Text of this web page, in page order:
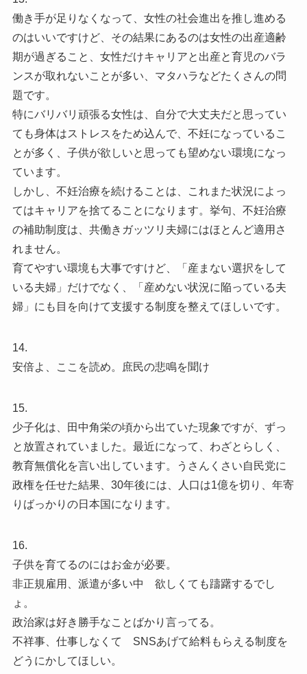
働き手が足りなくなって、女性の社会進出を推し進める
のはいいですけど、その結果にあるのは女性の出産適齢
期が過ぎること、女性だけキャリアと出産と育児のバラ
ンスが取れないことが多い、マタハラなどたくさんの問
題です。
特にバリバリ頑張る女性は、自分で大丈夫だと思ってい
ても身体はストレスをため込んで、不妊になっているこ
とが多く、子供が欲しいと思っても望めない環境になっ
ています。
しかし、不妊治療を続けることは、これまた状況によっ
てはキャリアを捨てることになります。挙句、不妊治療
の補助制度は、共働きガッツリ夫婦にはほとんど適用さ
れません。
育てやすい環境も大事ですけど、「産まない選択をして
いる夫婦」だけでなく、「産めない状況に陥っている夫
婦」にも目を向けて支援する制度を整えてほしいです。
14.
安倍よ、ここを読め。庶民の悲鳴を聞け
15.
少子化は、田中角栄の頃から出ていた現象ですが、ずっ
と放置されていました。最近になって、わざとらしく、
教育無償化を言い出しています。うさんくさい自民党に
政権を任せた結果、30年後には、人口は1億を切り、年寄
りばっかりの日本国になります。
16.
子供を育てるのにはお金が必要。
非正規雇用、派遣が多い中 欲しくても躊躇するでし
ょ。
政治家は好き勝手なことばかり言ってる。
不祥事、仕事しなくて SNSあげて給料もらえる制度を
どうにかしてほしい。